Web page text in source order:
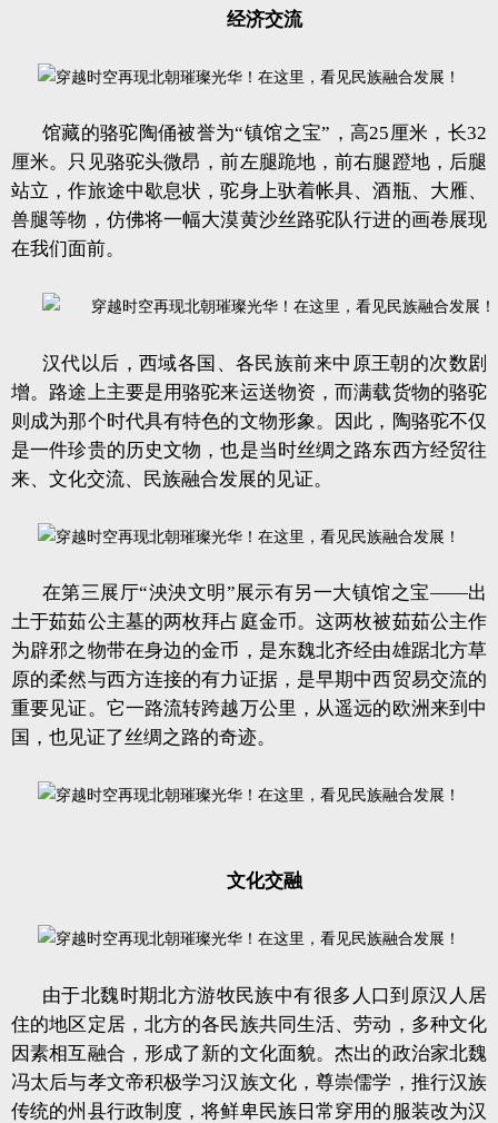
经济交流
馆藏的骆驼陶俑被誉为“镇馆之宝”，高25厘米，长32
厘米。只见骆驼头微昂，前左腿跪地，前右腿蹬地，后腿
站立，作旅途中歇息状，驼身上驮着帐具、酒瓶、大雁、
兽腿等物，仿佛将一幅大漠黄沙丝路驼队行进的画卷展现
在我们面前。
汉代以后，西域各国、各民族前来中原王朝的次数剧
增。路途上主要是用骆驼来运送物资，而满载货物的骆驼
则成为那个时代具有特色的文物形象。因此，陶骆驼不仅
是一件珍贵的历史文物，也是当时丝绸之路东西方经贸往
来、文化交流、民族融合发展的见证。
在第三展厅“泱泱文明”展示有另一大镇馆之宝——出
土于茹茹公主墓的两枚拜占庭金币。这两枚被茹茹公主作
为辟邪之物带在身边的金币，是东魏北齐经由雄踞北方草
原的柔然与西方连接的有力证据，是早期中西贸易交流的
重要见证。它一路流转跨越万公里，从遥远的欧洲来到中
国，也见证了丝绸之路的奇迹。
文化交融
由于北魏时期北方游牧民族中有很多人口到原汉人居
住的地区定居，北方的各民族共同生活、劳动，多种文化
因素相互融合，形成了新的文化面貌。杰出的政治家北魏
冯太后与孝文帝积极学习汉族文化，尊崇儒学，推行汉族
传统的州县行政制度，将鲜卑民族日常穿用的服装改为汉